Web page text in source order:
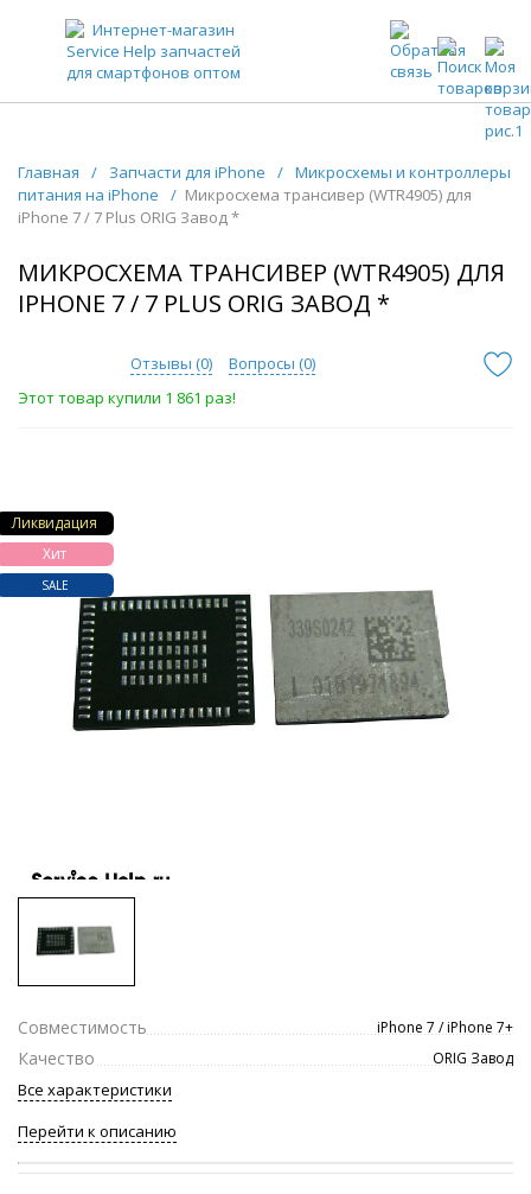
ЗАПЧАСТИ ДЛЯ ТЕЛЕФОНОВ ОПТОМ
Главная / Запчасти для iPhone / Микросхемы и контроллеры
питания на iPhone
/ Микросхема трансивер (WTR4905) для
iPhone 7 / 7 Plus ORIG Завод *
МИКРОСХЕМА ТРАНСИВЕР (WTR4905) ДЛЯ
IPHONE 7 / 7 PLUS ORIG ЗАВОД *
Отзывы (0) Вопросы (0)
Этот товар купили 1 861 раз!
Ликвидация
Хит
SALE
Совместимость iPhone 7 / iPhone 7+
Качество ORIG Завод
Все характеристики
Перейти к описанию